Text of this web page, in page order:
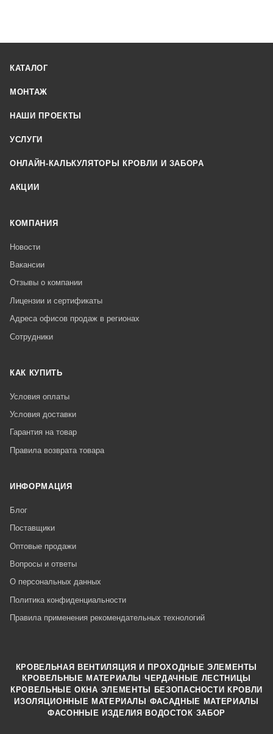
КАТАЛОГ
МОНТАЖ
НАШИ ПРОЕКТЫ
УСЛУГИ
ОНЛАЙН-КАЛЬКУЛЯТОРЫ КРОВЛИ И ЗАБОРА
АКЦИИ
КОМПАНИЯ
Новости
Вакансии
Отзывы о компании
Лицензии и сертификаты
Адреса офисов продаж в регионах
Сотрудники
КАК КУПИТЬ
Условия оплаты
Условия доставки
Гарантия на товар
Правила возврата товара
ИНФОРМАЦИЯ
Блог
Поставщики
Оптовые продажи
Вопросы и ответы
О персональных данных
Политика конфиденциальности
Правила применения рекомендательных технологий
КРОВЕЛЬНАЯ ВЕНТИЛЯЦИЯ И ПРОХОДНЫЕ ЭЛЕМЕНТЫ
КРОВЕЛЬНЫЕ МАТЕРИАЛЫ ·ЧЕРДАЧНЫЕ ЛЕСТНИЦЫ
КРОВЕЛЬНЫЕ ОКНА ·ЭЛЕМЕНТЫ БЕЗОПАСНОСТИ КРОВЛИ
ИЗОЛЯЦИОННЫЕ МАТЕРИАЛЫ ·ФАСАДНЫЕ МАТЕРИАЛЫ
ФАСОННЫЕ ИЗДЕЛИЯ ·ВОДОСТОК ·ЗАБОР